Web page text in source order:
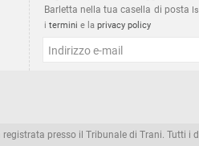
Barletta nella tua casella di posta
i termini e la privacy policy
presso il Tribunale di Trani. Tutti i